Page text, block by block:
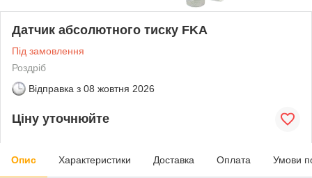
Датчик абсолютного тиску FKA
Під замовлення
Роздріб
Відправка з 08 жовтня 2026
Ціну уточнюйте
Опис Характеристики Доставка Оплата Умови